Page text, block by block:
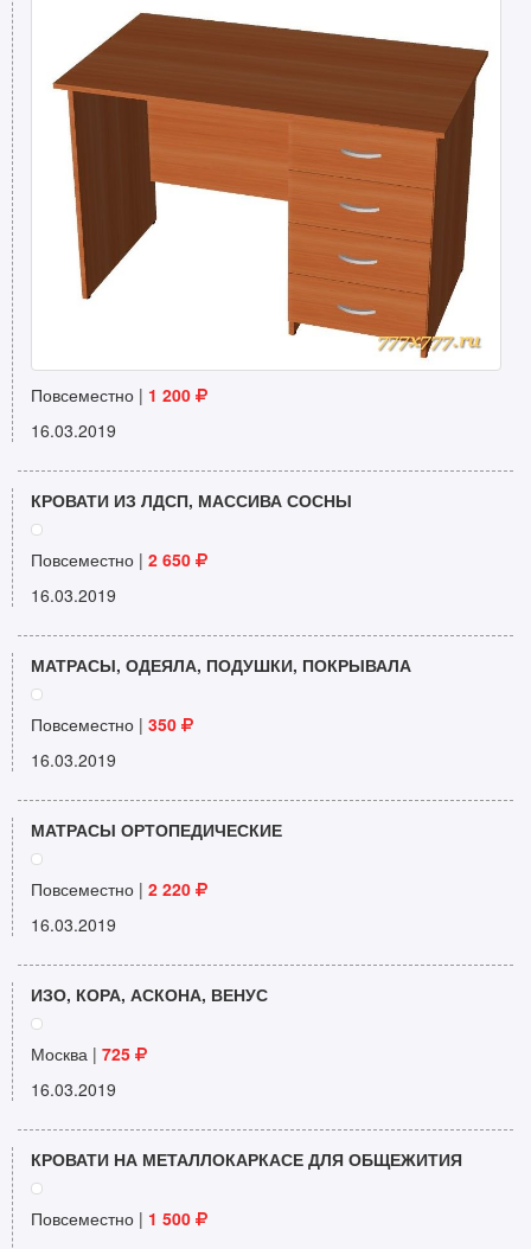
Повсеместно | 1 200
16.03.2019
КРОВАТИ ИЗ ЛДСП, МАССИВА СОСНЫ
Повсеместно | 2 650
16.03.2019
МАТРАСЫ, ОДЕЯЛА, ПОДУШКИ, ПОКРЫВАЛА
Повсеместно | 350
16.03.2019
МАТРАСЫ ОРТОПЕДИЧЕСКИЕ
Повсеместно | 2 220
16.03.2019
ИЗО, КОРА, АСКОНА, ВЕНУС
Москва | 725
16.03.2019
КРОВАТИ НА МЕТАЛЛОКАРКАСЕ ДЛЯ ОБЩЕЖИТИЯ
Повсеместно | 1 500